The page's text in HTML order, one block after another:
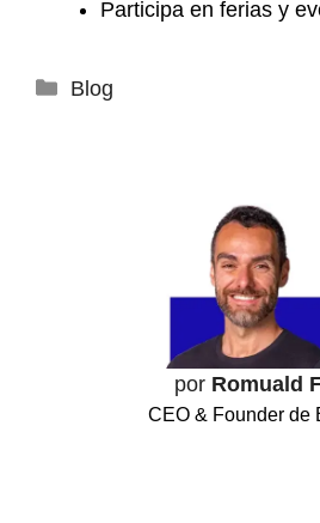
Participa en ferias y
Categorías
Blog
por Romuald
CEO & Founder de